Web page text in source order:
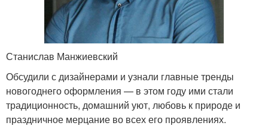
Станислав Манжиевский
Обсудили с дизайнерами и узнали главные тренды
новогоднего оформления — в этом году ими стали
традиционность, домашний уют, любовь к природе и
праздничное мерцание во всех его проявлениях.